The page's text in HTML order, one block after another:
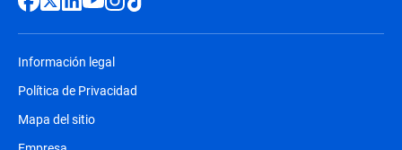
Información legal
Política de Privacidad
Mapa del sitio